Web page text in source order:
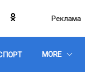
Реклама
MORE